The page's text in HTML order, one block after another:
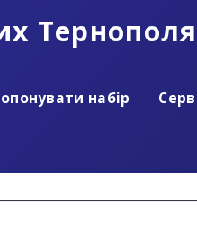
Тернополя
набір